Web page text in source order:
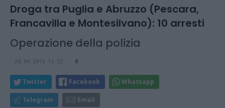
Droga tra Puglia e Abruzzo (Pescara,
Francavilla e Montesilvano): 10 arresti
Operazione della polizia
20.04.2019 13:22 0
Twitter Facebook Whatsapp
Telegram Email